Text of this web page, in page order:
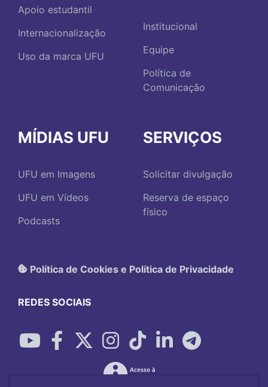
Apoio estudantil
Internacionalização
Uso da marca UFU
Institucional
Equipe
Política de
Comunicação
MÍDIAS UFU
UFU em Imagens
UFU em Vídeos
Podcasts
SERVIÇOS
Solicitar divulgação
Reserva de espaço
físico
Política de Cookies e Política de Privacidade
REDES SOCIAIS